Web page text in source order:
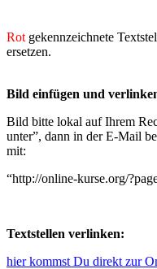
Rot gekennzeichnete
ersetzen.
Bild einfügen und
Bild bitte lokal auf Ihrem
unter”, dann in der E-Mail
mit:
“http://online-kurse.org/
Textstellen verlinken:
hier kommst Du direkt zur